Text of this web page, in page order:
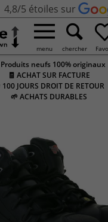
4,8/5 étoiles sur
menu chercher
Produits neufs 100% originaux
🧾 ACHAT SUR FACTURE
100 JOURS DROIT DE RETOUR
🌱 ACHATS DURABLES